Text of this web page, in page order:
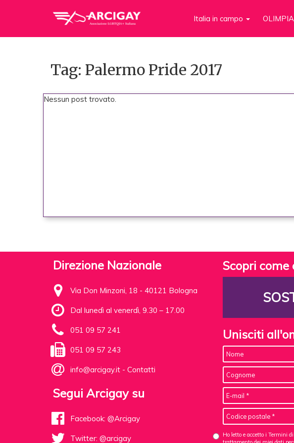
Italia in campo
Tag: Palermo Pride 2017
Nessun post trovato.
Direzione Nazionale
Via Don Minzoni, 18 - 40121 Bologna
Dal lunedì al venerdì, 9.30 – 17.00
051 09 57 241
051 09 57 243
info@arcigay.it - Contatti
Segui Arcigay su
Facebook: @Arcigay
Twitter: @arcigay
Scopri
Unisciti
Ho letto e accetto i Termini